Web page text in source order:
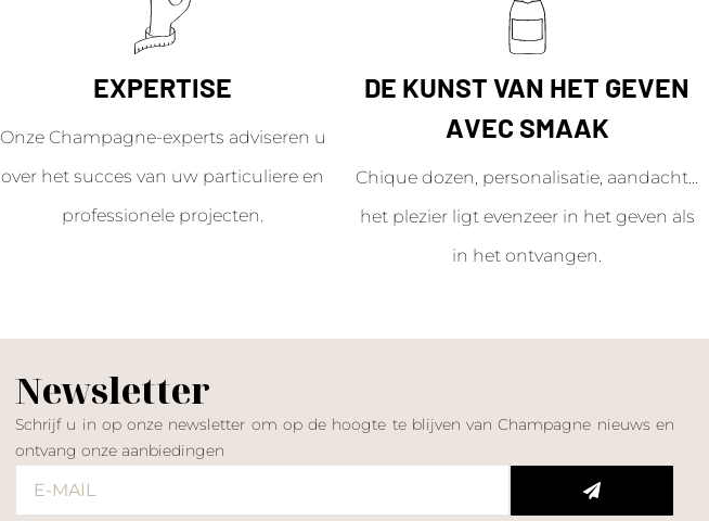
EXPERTISE
Onze Champagne-experts adviseren u
over het succes van uw particuliere en
professionele projecten.
DE KUNST VAN HET GEVEN
AVEC SMAAK
Chique dozen, personalisatie, aandacht...
het plezier ligt evenzeer in het geven als
in het ontvangen.
Newsletter
Schrijf u in op onze newsletter om op de hoogte te blijven van Champagne nieuws en
ontvang onze aanbiedingen